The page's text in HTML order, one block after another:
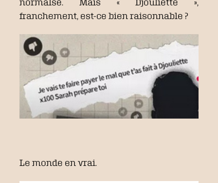
normalse. Mais « Djouliette »,
franchement, est-ce bien raisonnable ?
Le monde en vrai.